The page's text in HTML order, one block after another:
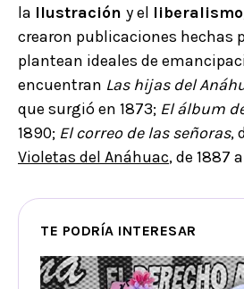
la Ilustración y el liberalismo
crearon publicaciones hechas
plantean ideales de
encuentran Las hijas del
que surgió en 1873; El álbum
1890; El correo de las señoras,
Violetas del Anáhuac, de 1887
TE PODRÍA INTERESAR